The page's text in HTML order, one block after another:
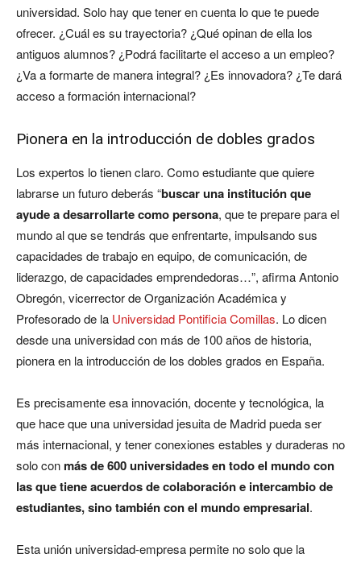
universidad. Solo hay que tener en cuenta lo que te puede
ofrecer. ¿Cuál es su trayectoria? ¿Qué opinan de ella los
antiguos alumnos? ¿Podrá facilitarte el acceso a un empleo?
¿Va a formarte de manera integral? ¿Es innovadora? ¿Te dará
acceso a formación internacional?
Pionera en la introducción de dobles grados
Los expertos lo tienen claro. Como estudiante que quiere
labrarse un futuro deberás “buscar una institución que
ayude a desarrollarte como persona, que te prepare para el
mundo al que se tendrás que enfrentarte, impulsando sus
capacidades de trabajo en equipo, de comunicación, de
liderazgo, de capacidades emprendedoras…”, afirma Antonio
Obregón, vicerrector de Organización Académica y
Profesorado de la Universidad Pontificia Comillas. Lo dicen
desde una universidad con más de 100 años de historia,
pionera en la introducción de los dobles grados en España.
Es precisamente esa innovación, docente y tecnológica, la
que hace que una universidad jesuita de Madrid pueda ser
más internacional, y tener conexiones estables y duraderas no
solo conmás de 600 universidades en todo el mundo con
las que tiene acuerdos de colaboración e intercambio de
estudiantes, sino también con el mundo empresarial.
Esta unión universidad-empresa permite no solo que la